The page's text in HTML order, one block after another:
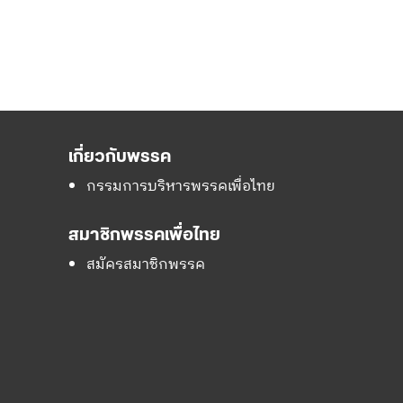
เกี่ยวกับพรรค
กรรมการบริหารพรรคเพื่อไทย
สมาชิกพรรคเพื่อไทย
สมัครสมาชิกพรรค